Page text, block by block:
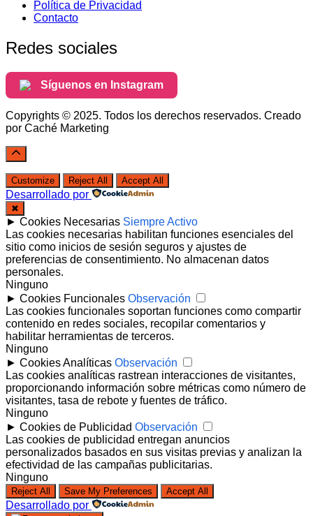
Política de Privacidad
Contacto
Redes sociales
Síguenos en Instagram
Copyrights © 2025. Todos los derechos reservados. Creado
por Caché Marketing
Customize Reject All Accept All
Desarrollado por
✖
► Cookies Necesarias Siempre Activo
Las cookies necesarias habilitan funciones esenciales del
sitio como inicios de sesión seguros y ajustes de
preferencias de consentimiento. No almacenan datos
personales.
Ninguno
► Cookies Funcionales Observación
Las cookies funcionales soportan funciones como compartir
contenido en redes sociales, recopilar comentarios y
habilitar herramientas de terceros.
Ninguno
► Cookies Analíticas Observación
Las cookies analíticas rastrean interacciones de visitantes,
proporcionando información sobre métricas como número de
visitantes, tasa de rebote y fuentes de tráfico.
Ninguno
► Cookies de Publicidad Observación
Las cookies de publicidad entregan anuncios
personalizados basados en sus visitas previas y analizan la
efectividad de las campañas publicitarias.
Ninguno
Reject All Save My Preferences Accept All
Desarrollado por